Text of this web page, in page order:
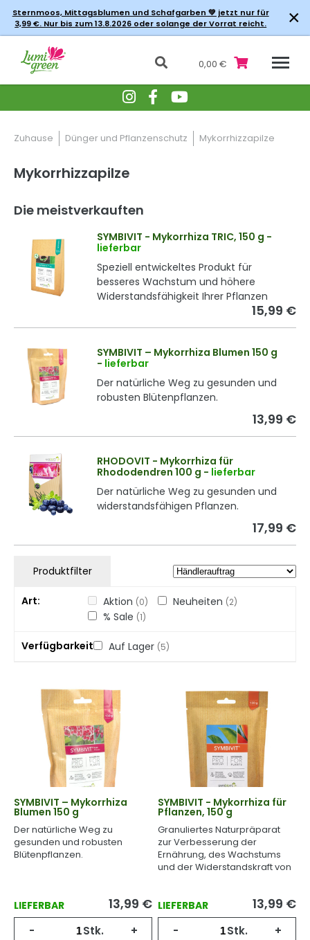
Sternmoos, Mittagsblumen und Schafgarben 💚 jetzt nur für
3,99 €. Nur bis zum 13.8.2026 oder solange der Vorrat reicht.
×
0,00 €
Zuhause Dünger und Pflanzenschutz Mykorrhizzapilze
Mykorrhizzapilze
Die meistverkauften
SYMBIVIT - Mykorrhiza TRIC, 150 g -
lieferbar
Speziell entwickeltes Produkt für
besseres Wachstum und höhere
Widerstandsfähigkeit Ihrer Pflanzen
15,99 €
SYMBIVIT – Mykorrhiza Blumen 150 g
- lieferbar
Der natürliche Weg zu gesunden und
robusten Blütenpflanzen.
13,99 €
RHODOVIT - Mykorrhiza für
Rhododendren 100 g - lieferbar
Der natürliche Weg zu gesunden und
widerstandsfähigen Pflanzen.
17,99 €
Produktfilter
Art Aktion (0) Neuheiten (2)
% Sale (1)
Verfügbarkeit Auf Lager (5)
SYMBIVIT – Mykorrhiza
Blumen 150 g
Der natürliche Weg zu
gesunden und robusten
Blütenpflanzen.
LIEFERBAR 13,99 €
- Stk. +
SYMBIVIT - Mykorrhiza für
Pflanzen, 150 g
Granuliertes Naturpräparat
zur Verbesserung der
Ernährung, des Wachstums
und der Widerstandskraft von
LIEFERBAR 13,99 €
- Stk. +